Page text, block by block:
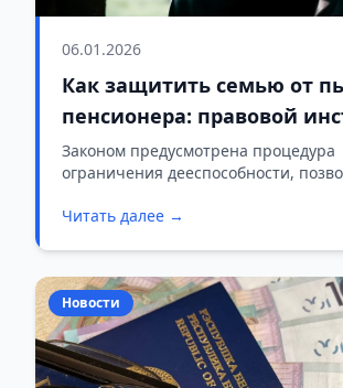
06.01.2026
Как защитить семью от
пенсионера: правовой
о котором мало кто знает
Законом предусмотрена процедура
ограничения дееспособности,
ресурсами семьи.
Читать далее →
Новости